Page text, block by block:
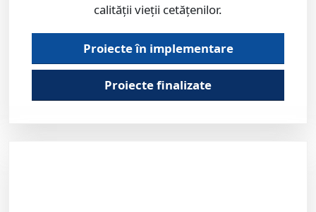
calității vieții cetățenilor.
Proiecte în implementare
Proiecte finalizate